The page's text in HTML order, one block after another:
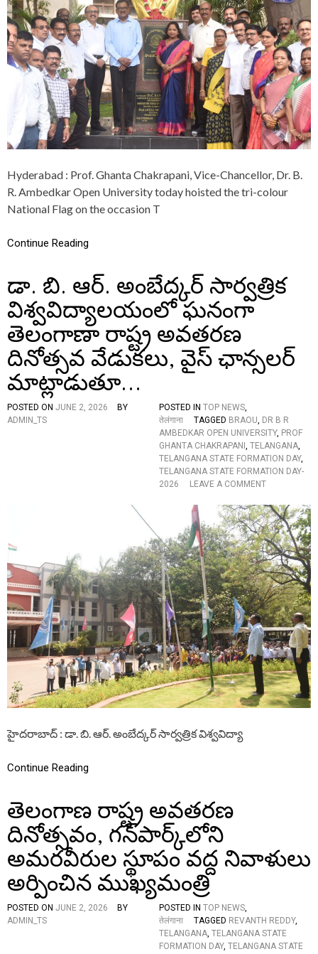
N
G
A
N
A
F
O
U
N
D
A
T
N
D
B
R
I
A
N
D
M
A
E
R
A
T
D
R
B
R
A
M
B
E
D
K
A
R
I
I
C
E
Hyderabad : Prof. Ghanta Chakrapani, Vice-Chancellor, Dr. B.
R. Ambedkar Open University today hoisted the tri-colour
National Flag on the occasion T
Continue Reading
డా. బి. ఆర్. అంబేద్కర్ సార్వత్రిక
విశ్వవిద్యాలయంలో ఘనంగా
తెలంగాణా రాష్ట్ర అవతరణ
దినోత్సవ వేడుకలు, వైస్ ఛాన్సలర్
మాట్లాడుతూ…
POSTED ON JUNE 2, 2026
BY
ADMIN_TS
POSTED IN TOP NEWS,
तेलंगाना
TAGGED BRAOU, DR B R
AMBEDKAR OPEN UNIVERSITY, PROF
GHANTA CHAKRAPANI , TELANGANA,
TELANGANA STATE FORMATION DAY,
TELANGANA STATE FORMATION DAY-
2026
LEAVE A COMMENTO
డా
.
బి
.
ఆ
ర్
.
అం
బే
ద్క
ర్
సా
ర్వ
త్రి
క
వి
గా
ణా
వ
త
ర
హైదరాబాద్ : డా. బి. ఆర్. అంబేద్కర్ సార్వత్రిక విశ్వవిద్యా
Continue Reading
తెలంగాణ రాష్ట్ర అవతరణ
దినోత్సవం, గన్‌పార్క్‌లోని
అమరవీరుల స్థూపం వద్ద నివాళులు
అర్పించిన ముఖ్యమంత్రి
POSTED ON JUNE 2, 2026
BY
ADMIN_TS
POSTED IN TOP NEWS
तेलंगाना
TAGGED REVANTH REDDY,
TELANGANA TELANGANA STATE
FORMATION DAY, TELANGANA STATE